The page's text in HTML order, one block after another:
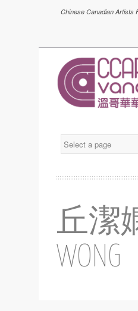
Chinese Canadian Artists
丘潔
WONG